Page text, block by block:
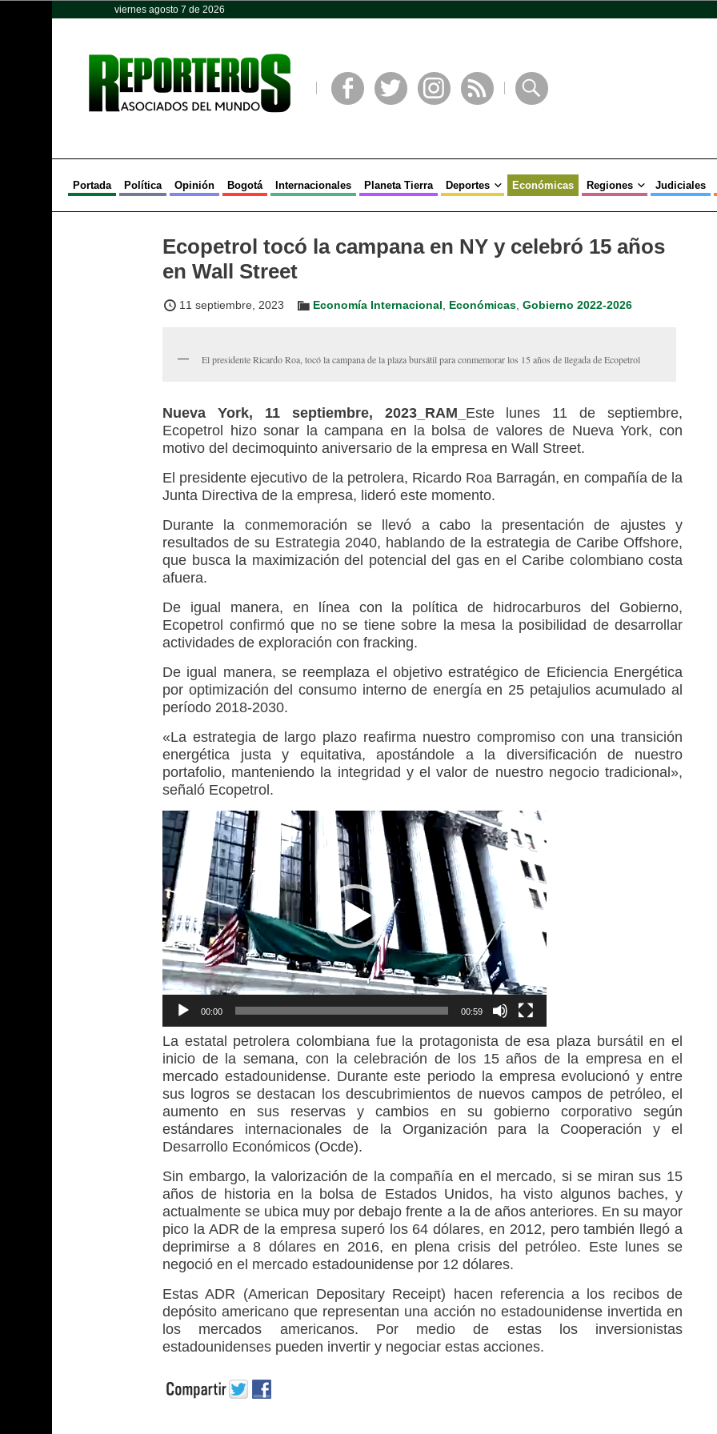
viernes agosto 7 de 2026
Portada Política Opinión Bogotá Internacionales Planeta Tierra Deportes Económicas Regiones Judiciales
Ecopetrol tocó la campana en NY y celebró 15 años
en Wall Street
11 septiembre, 2023 Economía Internacional Económicas Gobierno 2022-2026
El presidente Ricardo Roa, tocó la campana de la plaza bursátil para conmemorar los 15 años de llegada de Ecopetrol
Nueva York, 11 septiembre, 2023_RAM_ Este lunes 11 de septiembre,
Ecopetrol hizo sonar la campana en la bolsa de valores de Nueva York, con
motivo del decimoquinto aniversario de la empresa en Wall Street.
El presidente ejecutivo de la petrolera, Ricardo Roa Barragán, en compañía de la
Junta Directiva de la empresa, lideró este momento.
Durante la conmemoración se llevó a cabo la presentación de ajustes y
resultados de su Estrategia 2040, hablando de la estrategia de Caribe Offshore,
que busca la maximización del potencial del gas en el Caribe colombiano costa
afuera.
De igual manera, en línea con la política de hidrocarburos del Gobierno,
Ecopetrol confirmó que no se tiene sobre la mesa la posibilidad de desarrollar
actividades de exploración con fracking.
De igual manera, se reemplaza el objetivo estratégico de Eficiencia Energética
por optimización del consumo interno de energía en 25 petajulios acumulado al
período 2018-2030.
«La estrategia de largo plazo reafirma nuestro compromiso con una transición
energética justa y equitativa, apostándole a la diversificación de nuestro
portafolio, manteniendo la integridad y el valor de nuestro negocio tradicional»,
señaló Ecopetrol.
Reproductor
de
vídeo
00:00 00:59
La estatal petrolera colombiana fue la protagonista de esa plaza bursátil en el
inicio de la semana, con la celebración de los 15 años de la empresa en el
mercado estadounidense. Durante este periodo la empresa evolucionó y entre
sus logros se destacan los descubrimientos de nuevos campos de petróleo, el
aumento en sus reservas y cambios en su gobierno corporativo según
estándares internacionales de la Organización para la Cooperación y el
Desarrollo Económicos (Ocde).
Sin embargo, la valorización de la compañía en el mercado, si se miran sus 15
años de historia en la bolsa de Estados Unidos, ha visto algunos baches, y
actualmente se ubica muy por debajo frente a la de años anteriores. En su mayor
pico la ADR de la empresa superó los 64 dólares, en 2012, pero también llegó a
deprimirse a 8 dólares en 2016, en plena crisis del petróleo. Este lunes se
negoció en el mercado estadounidense por 12 dólares.
Estas ADR (American Depositary Receipt) hacen referencia a los recibos de
depósito americano que representan una acción no estadounidense invertida en
los mercados americanos. Por medio de estas los inversionistas
estadounidenses pueden invertir y negociar estas acciones.
Opinión Política